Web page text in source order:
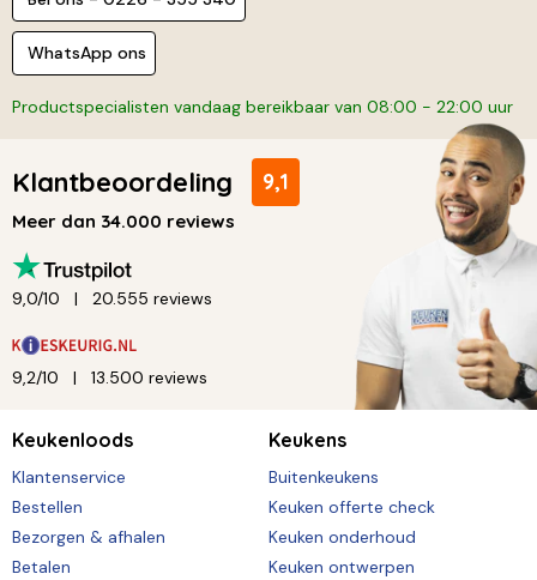
WhatsApp ons
Productspecialisten vandaag bereikbaar van 08:00 - 22:00 uur
Klantbeoordeling 9,1
Meer dan 34.000 reviews
9,0/10 20.555 reviews
9,2/10 13.500 reviews
Keukenloods
Klantenservice
Bestellen
Bezorgen & afhalen
Betalen
Keukens
Buitenkeukens
Keuken offerte check
Keuken onderhoud
Keuken ontwerpen